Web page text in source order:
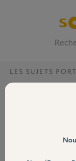
Volet
LES SUJETS
Je voudrai
Bonjour,je cherche le
moteur somfy freevia
remercie par avance